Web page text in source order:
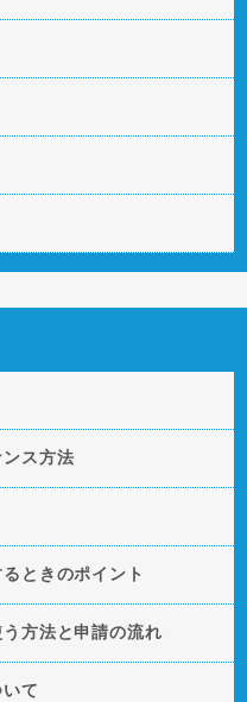
ス方法
ときのポイント
方法と申請の流れ
て